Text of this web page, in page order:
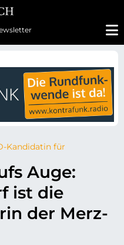
Kandidatin für
Auge:
ist die
der Merz-